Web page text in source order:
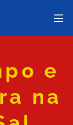
e
na